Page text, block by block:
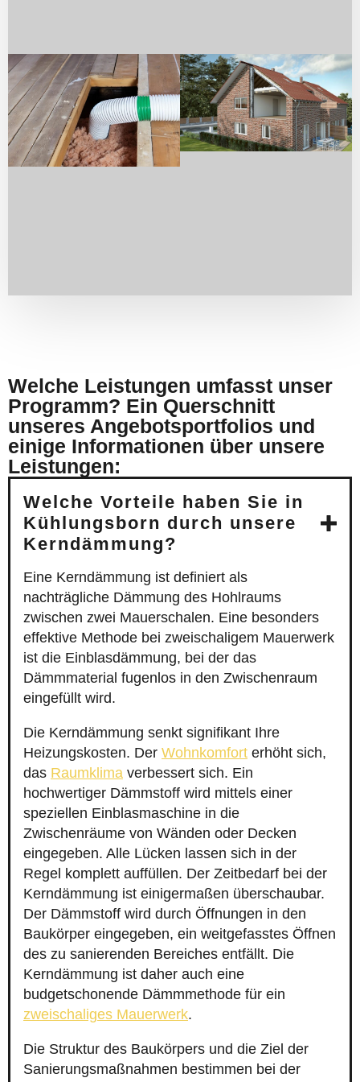
Welche Leistungen umfasst unser
Programm? Ein Querschnitt
unseres Angebotsportfolios und
einige Informationen über unsere
Leistungen:
Welche Vorteile haben Sie in
Kühlungsborn durch unsere
Kerndämmung?
Eine Kerndämmung ist definiert als
nachträgliche Dämmung des Hohlraums
zwischen zwei Mauerschalen. Eine besonders
effektive Methode bei zweischaligem Mauerwerk
ist die Einblasdämmung, bei der das
Dämmmaterial fugenlos in den Zwischenraum
eingefüllt wird.
Die Kerndämmung senkt signifikant Ihre
Heizungskosten. Der Wohnkomfort erhöht sich,
das Raumklima verbessert sich. Ein
hochwertiger Dämmstoff wird mittels einer
speziellen Einblasmaschine in die
Zwischenräume von Wänden oder Decken
eingegeben. Alle Lücken lassen sich in der
Regel komplett auffüllen. Der Zeitbedarf bei der
Kerndämmung ist einigermaßen überschaubar.
Der Dämmstoff wird durch Öffnungen in den
Baukörper eingegeben, ein weitgefasstes Öffnen
des zu sanierenden Bereiches entfällt. Die
Kerndämmung ist daher auch eine
budgetschonende Dämmmethode für ein
zweischaliges Mauerwerk.
Die Struktur des Baukörpers und die Ziel der
Sanierungsmaßnahmen bestimmen bei der